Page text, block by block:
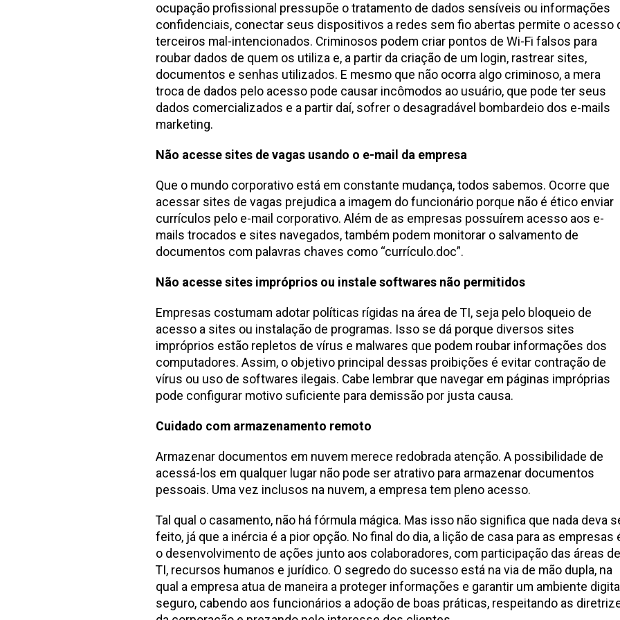
ocupação profissional pressupõe o tratamento de dados sensíveis ou informações
confidenciais, conectar seus dispositivos a redes sem fio abertas permite o acesso
terceiros mal-intencionados. Criminosos podem criar pontos de Wi-Fi falsos para
roubar dados de quem os utiliza e, a partir da criação de um login, rastrear sites,
documentos e senhas utilizados. E mesmo que não ocorra algo criminoso, a mera
troca de dados pelo acesso pode causar incômodos ao usuário, que pode ter seus
dados comercializados e a partir daí, sofrer o desagradável bombardeio dos e-mails
marketing.
Não acesse sites de vagas usando o e-mail da empresa
Que o mundo corporativo está em constante mudança, todos sabemos. Ocorre que
acessar sites de vagas prejudica a imagem do funcionário porque não é ético enviar
currículos pelo e-mail corporativo. Além de as empresas possuírem acesso aos e-
mails trocados e sites navegados, também podem monitorar o salvamento de
documentos com palavras chaves como “currículo.doc”.
Não acesse sites impróprios ou instale softwares não permitidos
Empresas costumam adotar políticas rígidas na área de TI, seja pelo bloqueio de
acesso a sites ou instalação de programas. Isso se dá porque diversos sites
impróprios estão repletos de vírus e malwares que podem roubar informações dos
computadores. Assim, o objetivo principal dessas proibições é evitar contração de
vírus ou uso de softwares ilegais. Cabe lembrar que navegar em páginas impróprias
pode configurar motivo suficiente para demissão por justa causa.
Cuidado com armazenamento remoto
Armazenar documentos em nuvem merece redobrada atenção. A possibilidade de
acessá-los em qualquer lugar não pode ser atrativo para armazenar documentos
pessoais. Uma vez inclusos na nuvem, a empresa tem pleno acesso.
Tal qual o casamento, não há fórmula mágica. Mas isso não significa que nada deva
feito, já que a inércia é a pior opção. No final do dia, a lição de casa para as empresas
o desenvolvimento de ações junto aos colaboradores, com participação das áreas de
TI, recursos humanos e jurídico. O segredo do sucesso está na via de mão dupla, na
qual a empresa atua de maneira a proteger informações e garantir um ambiente
seguro, cabendo aos funcionários a adoção de boas práticas, respeitando as